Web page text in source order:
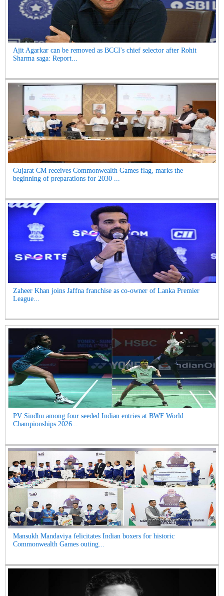
Ajit Agarkar can be removed as BCCI's chief selector after Rohit
Sharma saga: Report...
Gujarat CM receives Commonwealth Games flag, marks the
beginning of preparations for 2030 ...
Zaheer Khan joins Jaffna franchise as co-owner of Lanka Premier
League...
PV Sindhu among four seeded Indian entries at BWF World
Championships 2026...
Mansukh Mandaviya felicitates Indian boxers for historic
Commonwealth Games outing...